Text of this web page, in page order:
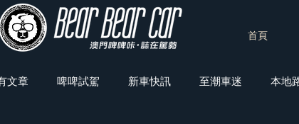
首頁
文章 啤啤試駕 新車快訊 至潮車迷 本地